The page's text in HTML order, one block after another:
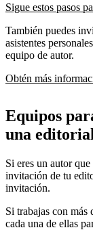
Sigue estos pasos
También puedes
asistentes
equipo de autor.
Obtén más
Equipos
una editorial
Si eres un autor
invitación de tu
invitación.
Si trabajas con
cada una de ellas